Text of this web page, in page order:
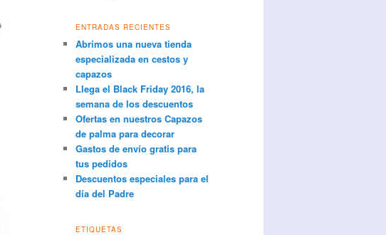
ENTRADAS RECIENTES
Abrimos una nueva tienda
especializada en cestos y
capazos
Llega el Black Friday 2016, la
semana de los descuentos
Ofertas en nuestros Capazos
de palma para decorar
Gastos de envío gratis para
tus pedidos
Descuentos especiales para el
día del Padre
ETIQUETAS